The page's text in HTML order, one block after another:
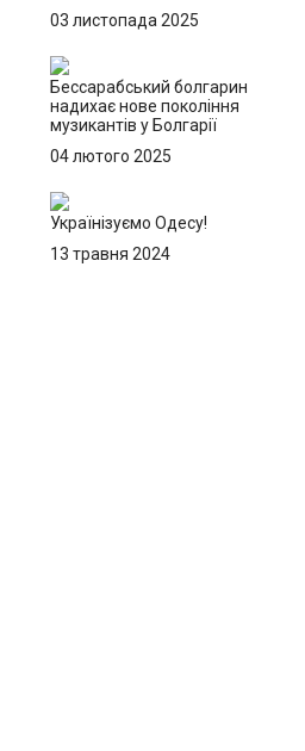
03 листопада 2025
Бессарабський болгарин
надихає нове покоління
музикантів у Болгарії
04 лютого 2025
Українізуємо Одесу!
13 травня 2024